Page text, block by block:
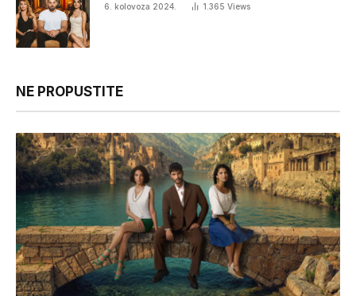
6. kolovoza 2024. 1.365 Views
NE PROPUSTITE